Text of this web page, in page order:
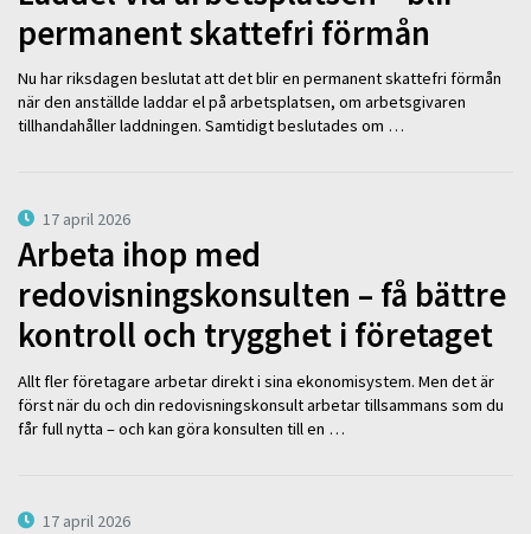
permanent skattefri förmån
Nu har riksdagen beslutat att det blir en permanent skattefri förmån
när den anställde laddar el på arbetsplatsen, om arbetsgivaren
tillhandahåller laddningen. Samtidigt beslutades om …
17 april 2026
Arbeta ihop med
redovisningskonsulten – få bättre
kontroll och trygghet i företaget
Allt fler företagare arbetar direkt i sina ekonomisystem. Men det är
först när du och din redovisningskonsult arbetar tillsammans som du
får full nytta – och kan göra konsulten till en …
17 april 2026